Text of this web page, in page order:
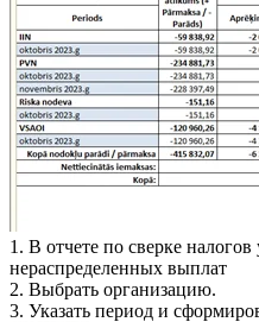
1. В отчете по сверке налогов
нераспределенных выплат
2. Выбрать организацию.
3. Указать период и